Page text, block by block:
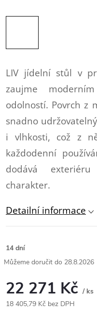
LIV jídelní stůl v
zaujme
odolností. Povrch z
snadno
i vlhkosti, což z
každodenní
dodává
charakter.
Detailní informace
14 dní
28.8.2026
22 271 Kč / ks
18 405,79 Kč bez DPH